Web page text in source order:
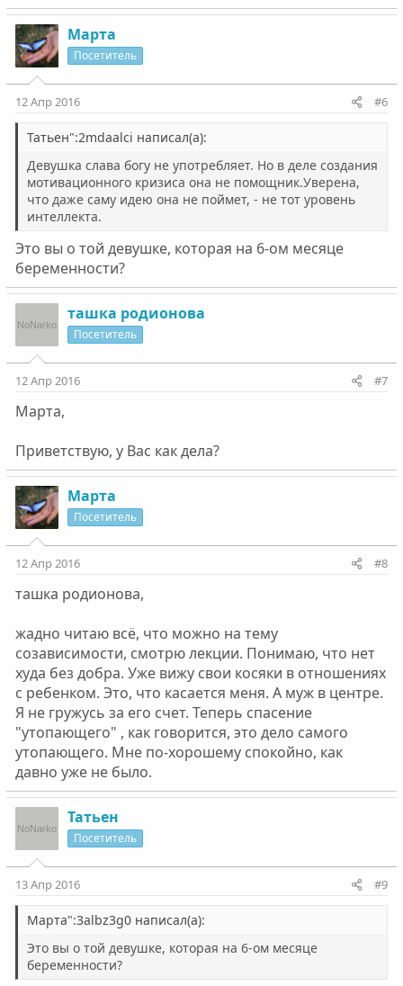
Марта
Посетитель
12 Апр 2016 #6
Татьен":2mdaalci написал(а):
Девушка слава богу не употребляет. Но в деле создания
мотивационного кризиса она не помощник.Уверена,
что даже саму идею она не поймет, - не тот уровень
интеллекта.
Это вы о той девушке, которая на 6-ом месяце
беременности?
ташка родионова
Посетитель
12 Апр 2016 #7
Марта,
Приветствую, у Вас как дела?
Марта
Посетитель
12 Апр 2016 #8
ташка родионова,
жадно читаю всё, что можно на тему
созависимости, смотрю лекции. Понимаю, что нет
худа без добра. Уже вижу свои косяки в отношениях
с ребенком. Это, что касается меня. А муж в центре.
Я не гружусь за его счет. Теперь спасение
"утопающего" , как говорится, это дело самого
утопающего. Мне по-хорошему спокойно, как
давно уже не было.
Татьен
Посетитель
13 Апр 2016 #9
Марта":3albz3g0 написал(а):
Это вы о той девушке, которая на 6-ом месяце
беременности?